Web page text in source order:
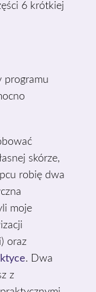
6 krótkiej
programu
skórze,
robię dwa
moje
oraz
. Dwa
z